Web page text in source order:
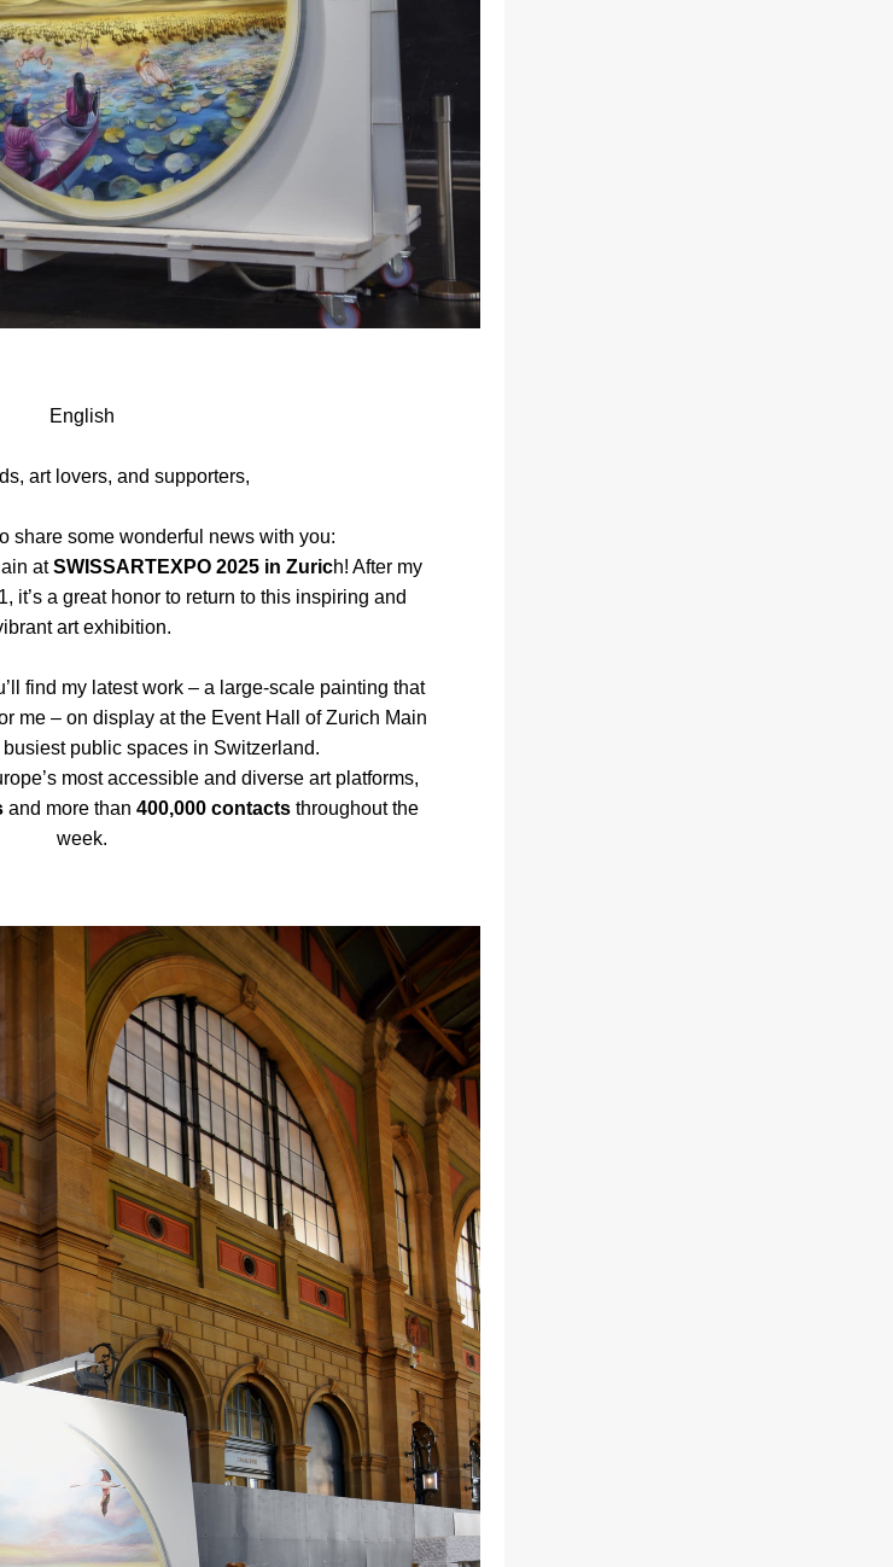
English
art lovers, and supporters,
share some wonderful news with you:
at SWISSARTEXPO 2025 in Zurich! After my
it’s a great honor to return to this inspiring and
art exhibition.
find my latest work – a large-scale painting that
me – on display at the Event Hall of Zurich Main
public spaces in Switzerland.
most accessible and diverse art platforms,
and more than 400,000 contacts throughout the
week.